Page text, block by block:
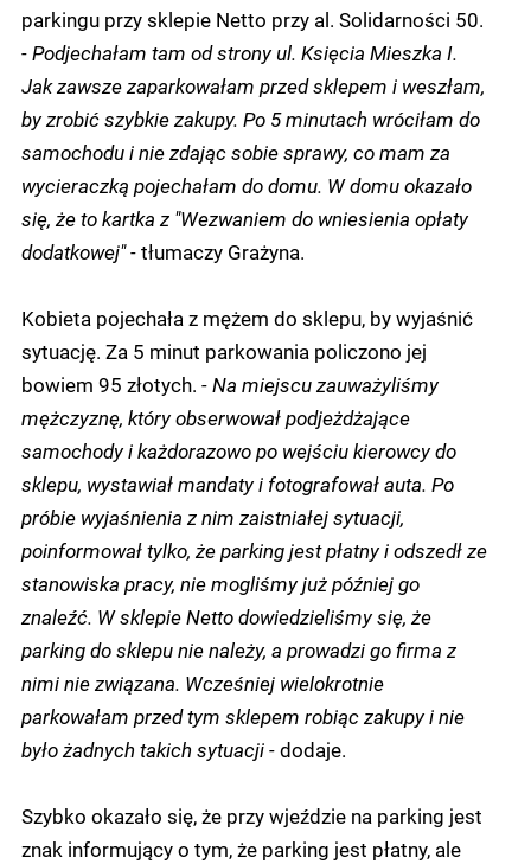
parkingu przy sklepie Netto przy al. Solidarności 50.
- Podjechałam tam od strony ul. Księcia Mieszka I.
Jak zawsze zaparkowałam przed sklepem i weszłam,
by zrobić szybkie zakupy. Po 5 minutach wróciłam do
samochodu i nie zdając sobie sprawy, co mam za
wycieraczką pojechałam do domu. W domu okazało
się, że to kartka z "Wezwaniem do wniesienia opłaty
dodatkowej" -tłumaczy Grażyna.
Kobieta pojechała z mężem do sklepu, by wyjaśnić
sytuację. Za 5 minut parkowania policzono jej
bowiem 95 złotych. - Na miejscu zauważyliśmy
mężczyznę, który obserwował podjeżdżające
samochody i każdorazowo po wejściu kierowcy do
sklepu, wystawiał mandaty i fotografował auta. Po
próbie wyjaśnienia z nim zaistniałej sytuacji,
poinformował tylko, że parking jest płatny i odszedł ze
stanowiska pracy, nie mogliśmy już później go
znaleźć. W sklepie Netto dowiedzieliśmy się, że
parking do sklepu nie należy, a prowadzi go firma z
nimi nie związana. Wcześniej wielokrotnie
parkowałam przed tym sklepem robiąc zakupy i nie
było żadnych takich sytuacji -dodaje.
Szybko okazało się, że przy wjeździe na parking jest
znak informujący o tym, że parking jest płatny, ale